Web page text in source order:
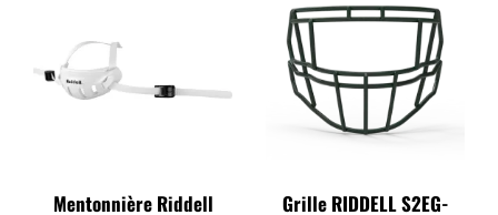
Mentonnière Riddell Grille RIDDELL S2EG-